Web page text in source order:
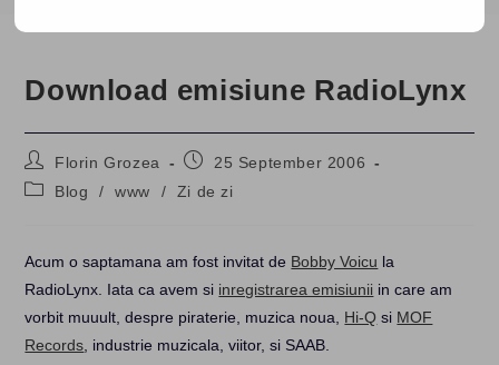
Download emisiune RadioLynx
Post
author:
Florin Grozea
Post25 September 2006
PostBlog / www / Zi de zi
Acum o saptamana am fost invitat de Bobby Voicu la
RadioLynx. Iata ca avem si inregistrarea emisiunii in care am
vorbit muuult, despre piraterie, muzica noua, Hi-Q si MOF
Records , industrie muzicala, viitor, si SAAB.